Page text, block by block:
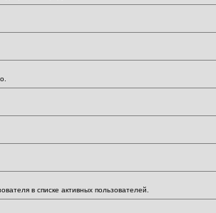
в списке активных пользователей.